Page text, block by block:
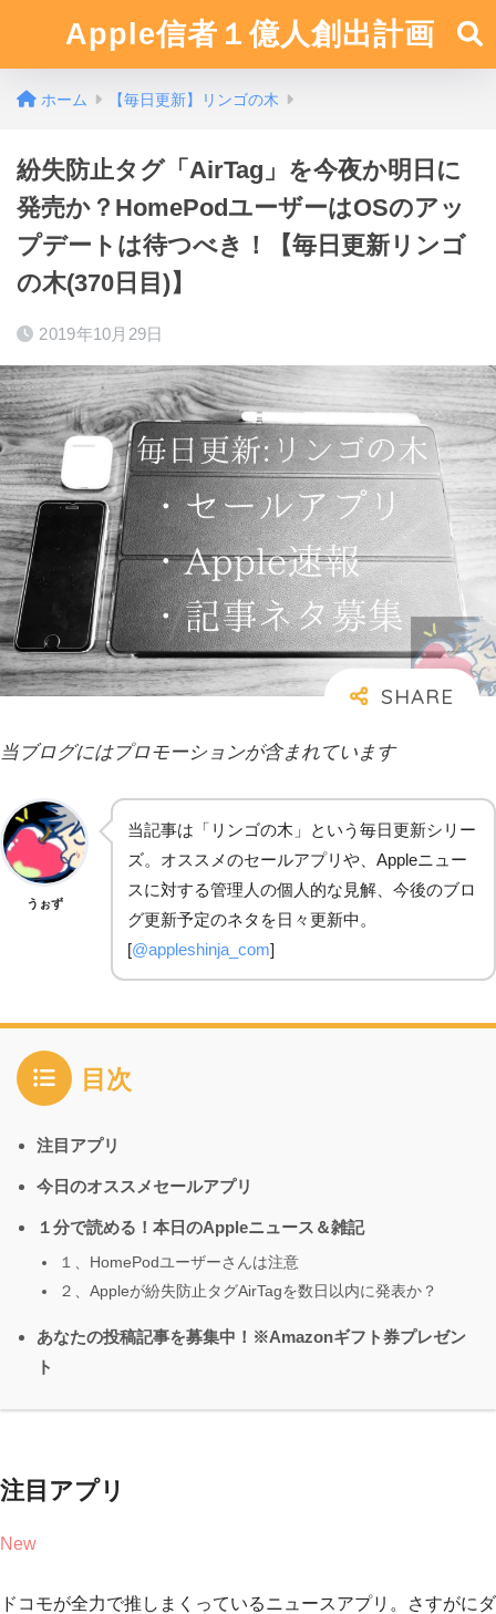
Apple信者１億人創出計画
ホーム 【毎日更新】リンゴの木
紛失防止タグ「AirTag」を今夜か明日に
発売か？HomePodユーザーはOSのアッ
プデートは待つべき！【毎日更新リンゴ
の木(370日目)】
2019年10月29日
当ブログにはプロモーションが含まれています
うぉず
当記事は「リンゴの木」という毎日更新シリー
ズ。オススメのセールアプリや、Appleニュー
スに対する管理人の個人的な見解、今後のブロ
グ更新予定のネタを日々更新中。
[@appleshinja_com]
目次
注目アプリ
今日のオススメセールアプリ
１分で読める！本日のAppleニュース＆雑記
１、HomePodユーザーさんは注意
２、Appleが紛失防止タグAirTagを数日以内に発表か？
あなたの投稿記事を募集中！※Amazonギフト券プレゼン
ト
注目アプリ
New
ドコモが全力で推しまくっているニュースアプリ。さすがにダ